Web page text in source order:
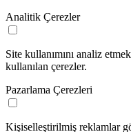
Analitik Çerezler
Site kullanımını analiz
kullanılan çerezler.
Pazarlama Çerezleri
Kişiselleştirilmiş reklamlar